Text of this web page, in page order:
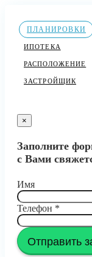
ПЛАНИРОВКИ
ИПОТЕКА
РАСПОЛОЖЕНИЕ
ЗАСТРОЙЩИК
×
Заполните
с Вами
Имя
Телефон *
Отправить